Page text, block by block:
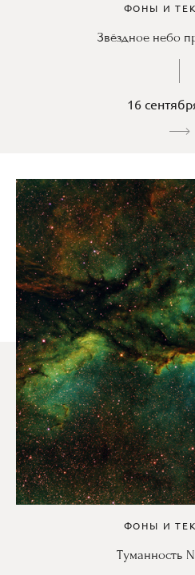
ФОНЫ И
Звёздное небо
16
ФОНЫ И
Туманность